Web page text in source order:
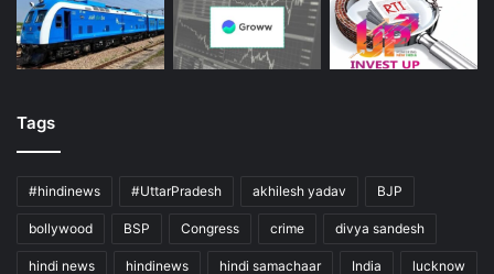
Tags
#hindinews #UttarPradesh akhilesh yadav BJP
bollywood BSP Congress crime divya sandesh
hindi news hindinews hindi samachaar India lucknow